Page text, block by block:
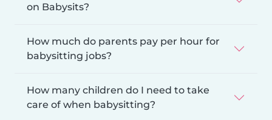
on Babysits?
How much do parents pay per hour for
babysitting jobs?
How many children do I need to take
care of when babysitting?